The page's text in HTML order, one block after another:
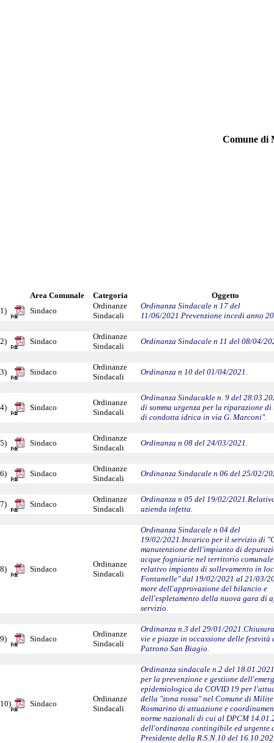
Comune di
Area Comunale Categoria
Oggetto
1)
Sindaco
Ordinanze
Sindacali
Ordinanza Sindacale n 17 del
11/06/2021.Prevenzione incedi anno
2) Sindaco
Ordinanze
Sindacali
Ordinanza Sindacale n 11 del 08/04/
3) Sindaco
Ordinanze
Sindacali
Ordinanza n 10 del 01/04/2021.
4) Sindaco
Ordinanze
Sindacali
Ordinanza Sindacakle n. 9 del
di somma urgenza per la riparazione
di condotta idrica in via G. Marconi".
5) Sindaco
Ordinanze
Sindacali
Ordinanza n 08 del 24/03/2021.
6) Sindaco
Ordinanze
Sindacali
Ordinanza Sindacale n 06 del 25/02/
7) Sindaco
Ordinanze
Sindacali
Ordinanza n 05 del 19/02/
azienda infetta.
8) Sindaco
Ordinanze
Sindacali
Ordinanza Sindacale n 04 del
19/02/2021.Incarico per il servizio di
manutenzione dell'impianto di
acque fogniarie nel territorio
relativo impianto di sollevamento in
Fontanelle" dal 19/02/2021 al 21/03/
more dell'approvazione del bilancio e
dell'espletamento della nuova gara di
servizio.
9) Sindaco
Ordinanze
Sindacali
Ordinanza n.3 del 29/01/
vie e piazze in occassione delle festvità
Patrono San Biagio.
10) Sindaco
Ordinanze
Sindacali
Ordinanza sindacale n.2 del
per la prevenzione e gestione
epidemiologica da COVID 19 per
della "zona rossa" nel Comune di
Rosmarino di attuazione e
norme nazionali di cui al DPCM
dell'ordinanza contingibile ed urgente
Presidente della R.S.N.10 del